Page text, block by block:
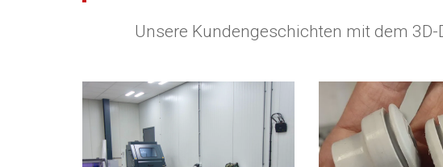
Unsere Kundengeschichten mit dem